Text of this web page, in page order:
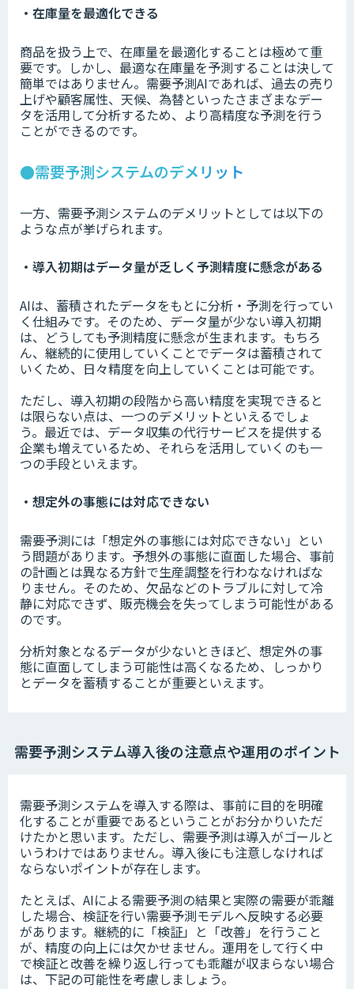
・在庫量を最適化できる
商品を扱う上で、在庫量を最適化することは極めて重
要です。しかし、最適な在庫量を予測することは決して
簡単ではありません。需要予測AIであれば、過去の売り
上げや顧客属性、天候、為替といったさまざまなデー
タを活用して分析するため、より高精度な予測を行う
ことができるのです。
●需要予測システムのデメリット
一方、需要予測システムのデメリットとしては以下の
ような点が挙げられます。
・導入初期はデータ量が乏しく予測精度に懸念がある
AIは、蓄積されたデータをもとに分析・予測を行ってい
く仕組みです。そのため、データ量が少ない導入初期
は、どうしても予測精度に懸念が生まれます。もちろ
ん、継続的に使用していくことでデータは蓄積されて
いくため、日々精度を向上していくことは可能です。
ただし、導入初期の段階から高い精度を実現できると
は限らない点は、一つのデメリットといえるでしょ
う。最近では、データ収集の代行サービスを提供する
企業も増えているため、それらを活用していくのも一
つの手段といえます。
・想定外の事態には対応できない
需要予測には「想定外の事態には対応できない」とい
う問題があります。予想外の事態に直面した場合、事前
の計画とは異なる方針で生産調整を行わななければな
りません。そのため、欠品などのトラブルに対して冷
静に対応できず、販売機会を失ってしまう可能性がある
のです。
分析対象となるデータが少ないときほど、想定外の事
態に直面してしまう可能性は高くなるため、しっかり
とデータを蓄積することが重要といえます。
需要予測システム導入後の注意点や運用のポイント
需要予測システムを導入する際は、事前に目的を明確
化することが重要であるということがお分かりいただ
けたかと思います。ただし、需要予測は導入がゴールと
いうわけではありません。導入後にも注意しなければ
ならないポイントが存在します。
たとえば、AIによる需要予測の結果と実際の需要が乖離
した場合、検証を行い需要予測モデルへ反映する必要
があります。継続的に「検証」と「改善」を行うこと
が、精度の向上には欠かせません。運用をして行く中
で検証と改善を繰り返し行っても乖離が収まらない場合
は、下記の可能性を考慮しましょう。